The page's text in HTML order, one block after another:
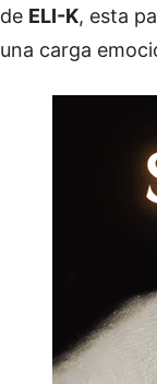
de ELI-K, esta
una carga